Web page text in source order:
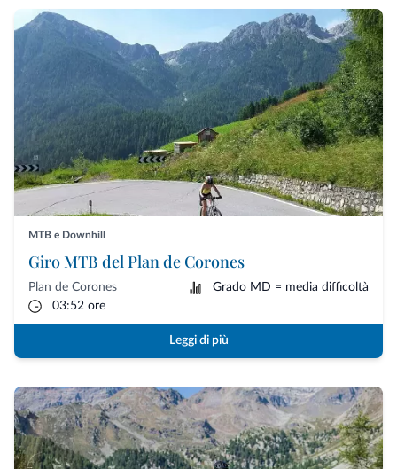
MTB e Downhill
Giro MTB del Plan de Corones
Plan de Corones
Grado MD = media difficoltà
03:52 ore
Leggi di più